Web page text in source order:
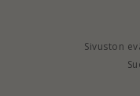
Sivuston